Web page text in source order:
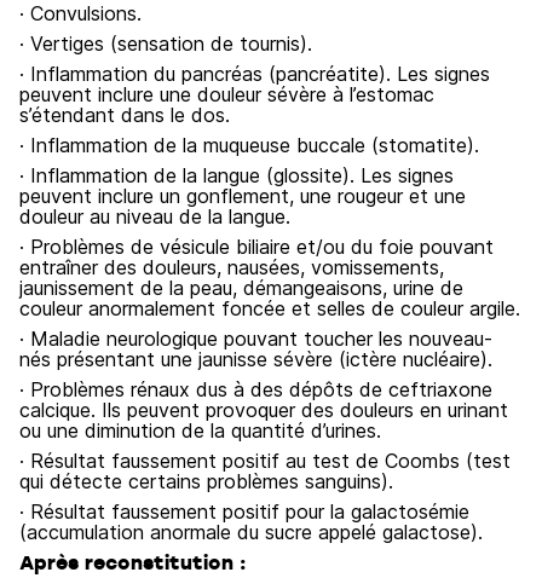
· Convulsions.
· Vertiges (sensation de tournis).
· Inflammation du pancréas (pancréatite). Les signes
peuvent inclure une douleur sévère à l’estomac
s’étendant dans le dos.
· Inflammation de la muqueuse buccale (stomatite).
· Inflammation de la langue (glossite). Les signes
peuvent inclure un gonflement, une rougeur et une
douleur au niveau de la langue.
· Problèmes de vésicule biliaire et/ou du foie pouvant
entraîner des douleurs, nausées, vomissements,
jaunissement de la peau, démangeaisons, urine de
couleur anormalement foncée et selles de couleur argile.
· Maladie neurologique pouvant toucher les nouveau-
nés présentant une jaunisse sévère (ictère nucléaire).
· Problèmes rénaux dus à des dépôts de ceftriaxone
calcique. Ils peuvent provoquer des douleurs en urinant
ou une diminution de la quantité d’urines.
· Résultat faussement positif au test de Coombs (test
qui détecte certains problèmes sanguins).
· Résultat faussement positif pour la galactosémie
(accumulation anormale du sucre appelé galactose).
Après reconstitution :